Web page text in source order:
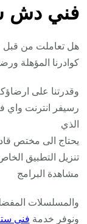
فني دش
هل تعاملت من قبل
كوادرنا المؤهلة
وقدرتنا على
الذي
يحتاج الى مختص
تنزيل التطبيق
مشاهدة البرامج
والمسلسلات
ونوفر خدمة فني